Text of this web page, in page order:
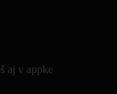
aj v appke